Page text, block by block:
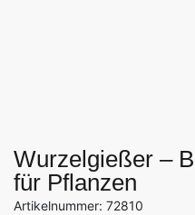
Wurzelgießer –
für Pflanzen
Artikelnummer: 72810